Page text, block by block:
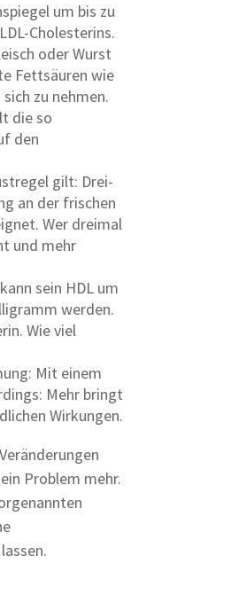
um bis zu
Cholesterins.
oder Wurst
Fettsäuren wie
zu nehmen.
die so
den
gilt: Drei-
an der frischen
Wer dreimal
und mehr
sein HDL um
werden.
Wie viel
Mit einem
Mehr bringt
Wirkungen.
Problem mehr.